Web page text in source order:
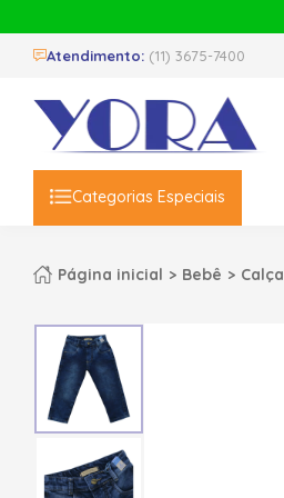
Atendimento: (11) 3675-7400
Categorias Especiais
Página inicial Bebê Calça